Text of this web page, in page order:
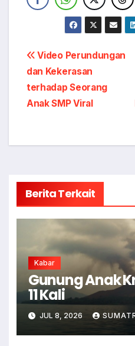
Navigasi
pos
Video Perundungan
dan Kekerasan
terhadap Seorang
Anak SMP Viral
Berita Terkait
Kabar
Gunung Anak
11 Kali
JUL 8, 2026